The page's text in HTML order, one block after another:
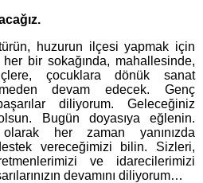
huzurun ilçesi yapmak için
her bir sokağında, mahallesinde,
çocuklara dönük sanat
devam edecek. Genç
diliyorum. Geleceğiniz
Bugün doyasıya eğlenin.
her zaman yanınızda
vereceğimizi bilin. Sizleri,
ve idarecilerimizi
devamını diliyorum…